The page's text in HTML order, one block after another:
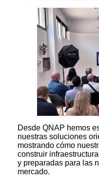
Desde QNAP hemos
nuestras soluciones
mostrando cómo
construir
y preparadas para las
mercado.